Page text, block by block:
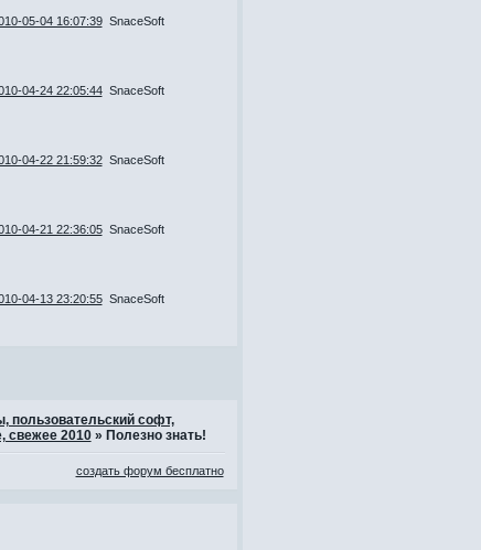
05-04 16:07:39 SnaceSoft
04-24 22:05:44 SnaceSoft
04-22 21:59:32 SnaceSoft
04-21 22:36:05 SnaceSoft
04-13 23:20:55 SnaceSoft
пользовательский софт,
свежее 2010 » Полезно знать!
создать форум бесплатно